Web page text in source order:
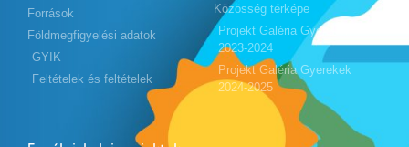
Források
Földmegfigyelési adatok
GYIK
Feltételek és feltételek
Közösség térképe
Projekt Galéria Gyerekek
2023-2024
Projekt Galéria Gyerekek
2024-2025